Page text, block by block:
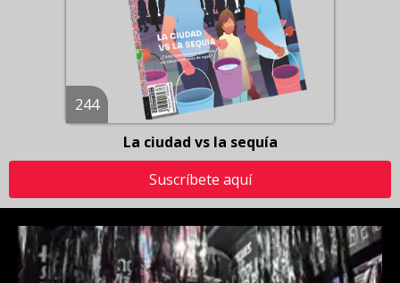
244
La ciudad vs la sequía
Suscríbete aquí